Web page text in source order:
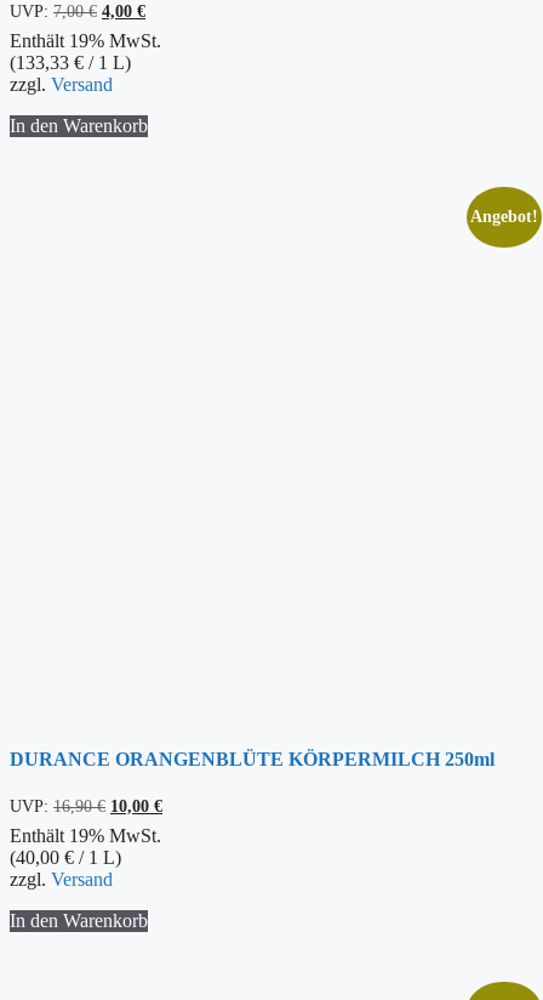
UVP: 7,00€ Ursprünglicher
Preis
war:
7,00 €
4,00 €Aktueller
Preis
ist:
Enthält 19% MwSt.
(133,33 € / 1 L)
zzgl. Versand
In den Warenkorb
Angebot!
DURANCE ORANGENBLÜTE KÖRPERMILCH 250ml
UVP: 16,90€ Ursprünglicher
war:
16,90 €
10,00 €Aktueller
Enthält 19% MwSt.
(40,00 € / 1 L)
zzgl. Versand
In den Warenkorb